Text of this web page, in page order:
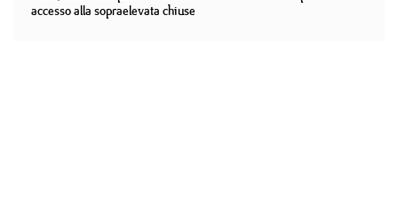
accesso alla sopraelevata chiuse